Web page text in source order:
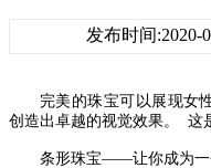
发布时间:2020-
完美的珠宝可以展现女
创造出卓越的视觉效果。
这
条形珠宝——让你成为一